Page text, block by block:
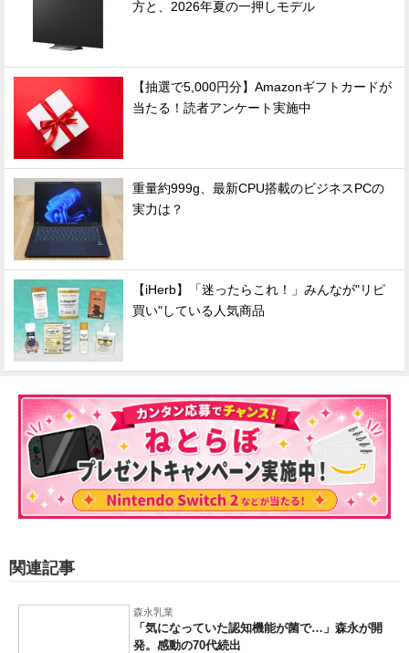
方と、2026年夏の一押しモデル
【抽選で5,000円分】Amazonギフトカードが
当たる！読者アンケート実施中
重量約999g、最新CPU搭載のビジネスPCの
実力は？
【iHerb】「迷ったらこれ！」みんなが"リピ
買い"している人気商品
関連記事
森永乳業
「気になっていた認知機能が菌で…」森永が開
発。感動の70代続出